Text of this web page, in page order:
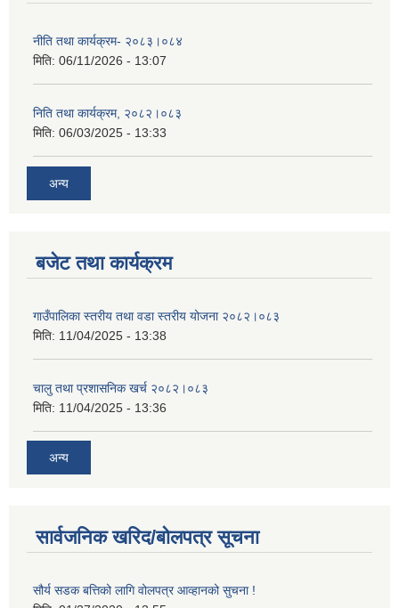
नीति तथा कार्यक्रम- २०८३।०८४
मिति: 06/11/2026 - 13:07
निति तथा कार्यक्रम, २०८२।०८३
मिति: 06/03/2025 - 13:33
अन्य
बजेट तथा कार्यक्रम
गाउँपालिका स्तरीय तथा वडा स्तरीय योजना २०८२।०८३
मिति: 11/04/2025 - 13:38
चालु तथा प्रशासनिक खर्च २०८२।०८३
मिति: 11/04/2025 - 13:36
अन्य
सार्वजनिक खरिद/बोलपत्र सूचना
सौर्य सडक बत्तिको लागि वोलपत्र आव्हानको सुचना !